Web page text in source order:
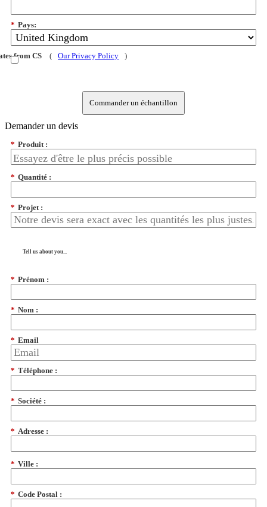
* Pays:
from CS ( Our Privacy Policy )
Commander un échantillon
Demander un devis
* Produit :
* Quantité :
* Projet :
Tell us about you...
* Prénom :
* Nom :
* Email
* Téléphone :
* Société :
* Adresse :
* Ville :
* Code Postal :